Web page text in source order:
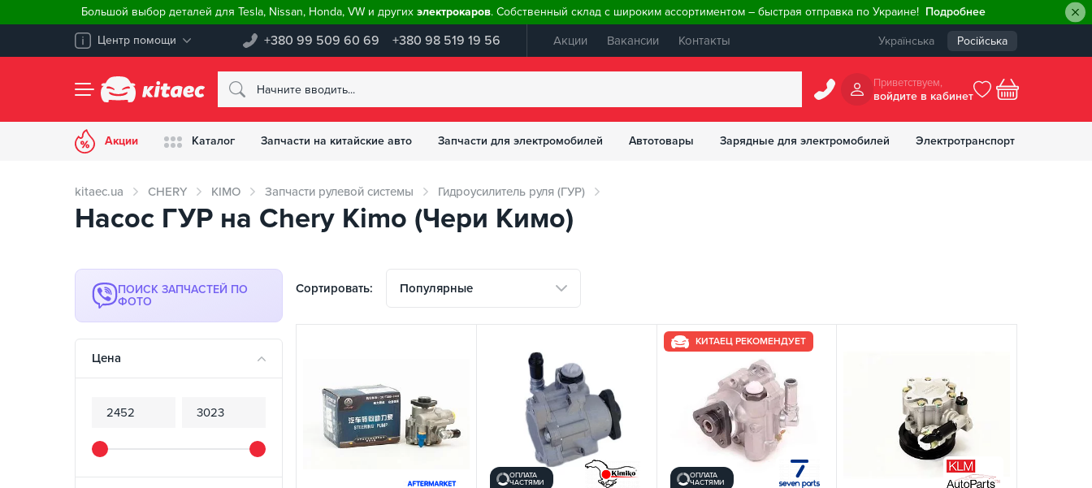
Большой выбор деталей для Tesla, Nissan, Honda, VW и других электрокаров. Собственный склад с широким ассортиментом – быстрая отправка по Украине! Подробнее
Центр помощи +380 99 509 60 69 +380 98 519 19 56 Акции Вакансии Контакты Українська Російська
Приветствуем,
войдите в кабинет
Акции Каталог Запчасти на китайские авто Запчасти для электромобилей Автотовары Зарядные для электромобилей Электротранспорт
kitaec.ua CHERY KIMO Запчасти рулевой системы Гидроусилитель руля (ГУР)
Насос ГУР на Chery Kimo (Чери Кимо)
ПОИСК ЗАПЧАСТЕЙ ПО
ФОТО
Цена
Сортировать: Популярные
ОПЛАТА
ЧАСТЯМИ
КИТАЕЦ РЕКОМЕНДУЕТ
ОПЛАТА
ЧАСТЯМИ